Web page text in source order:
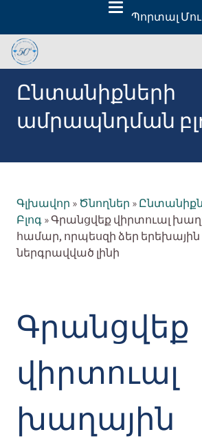
Պորտալ
Ընտանիքների
ամրապնդման
Գլխավոր » Ծնողներ »
Բլոգ»Գրանցվեք վիրտուալ
համար, որպեսզի ձեր
ներգրավված լինի
Գրանցվեք
վիրտուալ
խաղային